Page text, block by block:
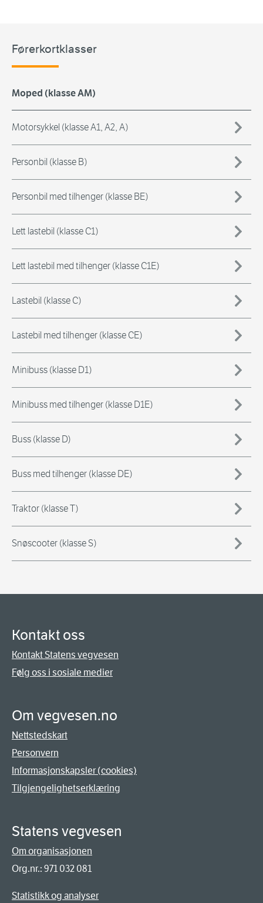
Førerkortklasser
Moped (klasse AM)
Motorsykkel (klasse A1, A2, A)
Personbil (klasse B)
Personbil med tilhenger (klasse BE)
Lett lastebil (klasse C1)
Lett lastebil med tilhenger (klasse C1E)
Lastebil (klasse C)
Lastebil med tilhenger (klasse CE)
Minibuss (klasse D1)
Minibuss med tilhenger (klasse D1E)
Buss (klasse D)
Buss med tilhenger (klasse DE)
Traktor (klasse T)
Snøscooter (klasse S)
Kontakt oss
Kontakt Statens vegvesen
Følg oss i sosiale medier
Om vegvesen.no
Nettstedskart
Personvern
Informasjonskapsler (cookies)
Tilgjengelighetserklæring
Statens vegvesen
Om organisasjonen
Org.nr.: 971 032 081
Statistikk og analyser